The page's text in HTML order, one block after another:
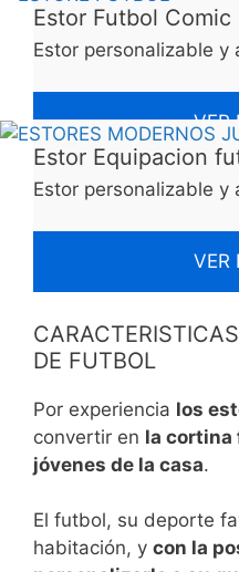
Estor Futbol Comic
Estor personalizable y
VER
Estor Equipacion
Estor personalizable y
VER
DE FUTBOL
Por experiencia los
convertir en la cortina
jóvenes de la casa.
El futbol, su deporte
habitación, y con la